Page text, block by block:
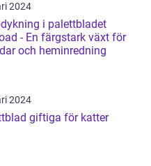
2024
i palettbladet
- En färgstark växt för
och heminredning
2024
giftiga för katter